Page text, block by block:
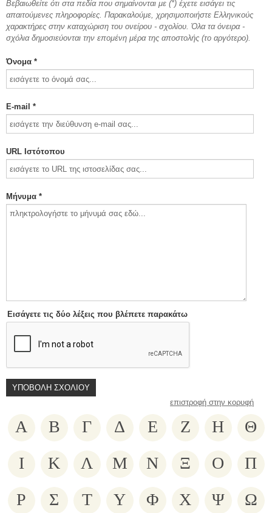
Βεβαιωθείτε ότι στα πεδία που σημαίνονται με (*) έχετε εισάγει τις
απαιτούμενες πληροφορίες. Παρακαλούμε, χρησιμοποιήστε Ελληνικούς
χαρακτήρες στην καταχώριση του ονείρου - σχολίου. Όλα τα όνειρα -
σχόλια δημοσιεύονται την επομένη μέρα της αποστολής (το αργότερο).
Όνομα *
E-mail *
URL Ιστότοπου
Μήνυμα *
Εισάγετε τις δύο λέξεις που βλέπετε παρακάτω
επιστροφή στην κορυφή
Α Β Γ Δ Ε Ζ Η Θ
Ι Κ Λ Μ Ν Ξ Ο Π
Ρ Σ Τ Υ Φ Χ Ψ Ω